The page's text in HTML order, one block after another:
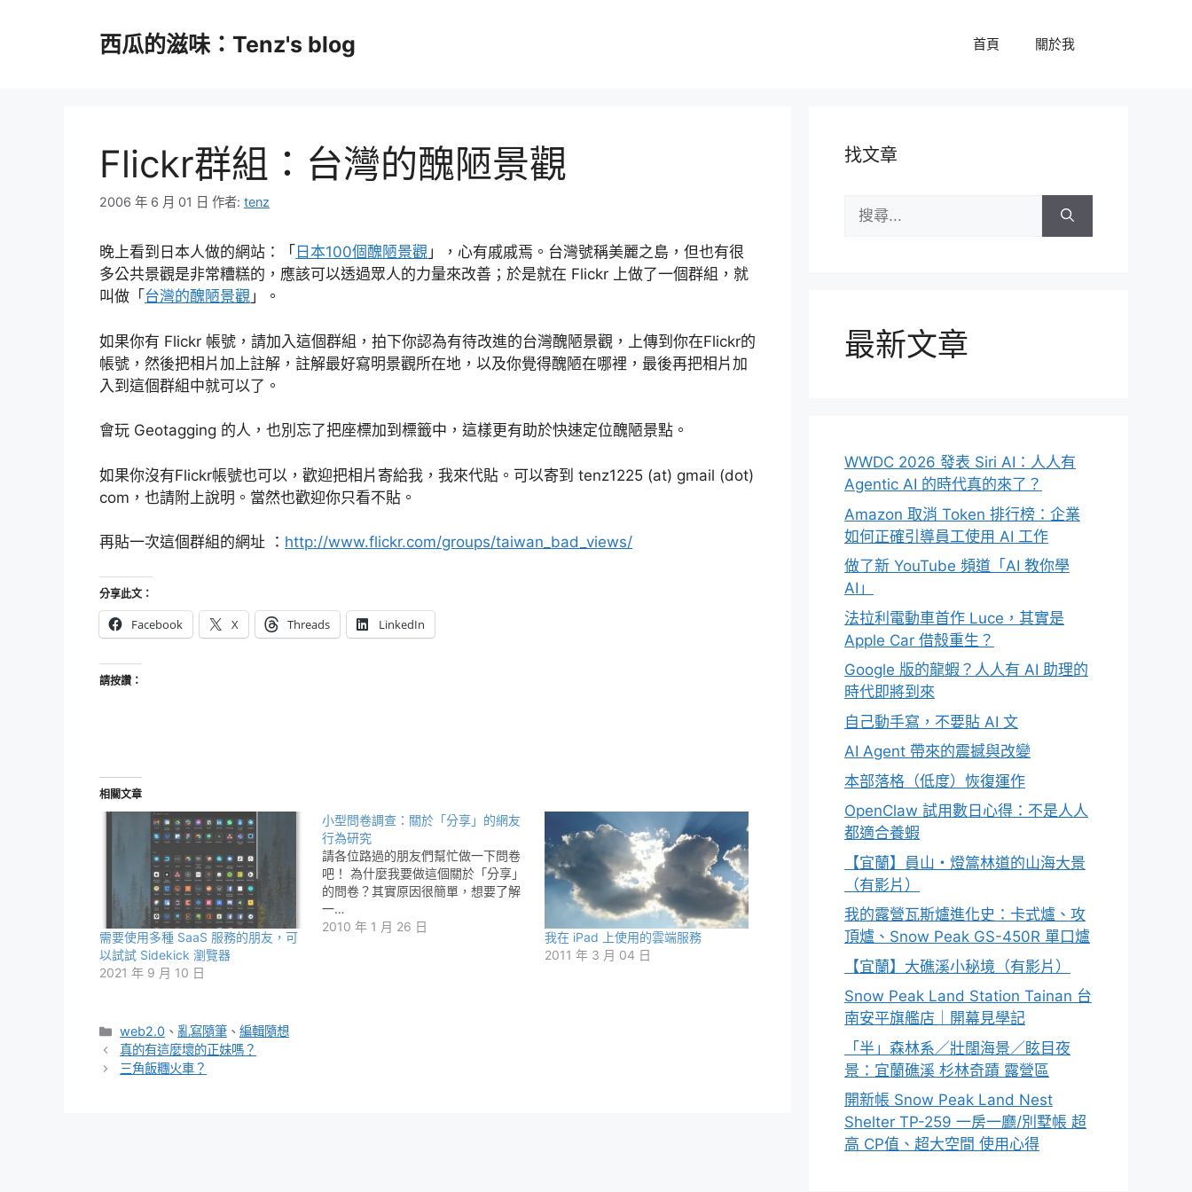
西瓜的滋味：Tenz's blog 首頁 關於我
Flickr群組：台灣的醜陋景觀
2006 年 6 月 01 日 作者: tenz
晚上看到日本人做的網站：「 日本100個醜陋景觀 」，心有戚戚焉。台灣號稱美麗之島，但也有很
多公共景觀是非常糟糕的，應該可以透過眾人的力量來改善；於是就在 Flickr 上做了一個群組，就
叫做「 台灣的醜陋景觀 」。
如果你有 Flickr 帳號，請加入這個群組，拍下你認為有待改進的台灣醜陋景觀，上傳到你在Flickr的
帳號，然後把相片加上註解，註解最好寫明景觀所在地，以及你覺得醜陋在哪裡，最後再把相片加
入到這個群組中就可以了。
會玩 Geotagging 的人，也別忘了把座標加到標籤中，這樣更有助於快速定位醜陋景點。
如果你沒有Flickr帳號也可以，歡迎把相片寄給我，我來代貼。可以寄到 tenz1225 (at) gmail (dot)
com，也請附上說明。當然也歡迎你只看不貼。
再貼一次這個群組的網址 ： http://www.flickr.com/groups/taiwan_bad_views/
分享此文：
Facebook X Threads LinkedIn
請按讚：
相關文章
需要使用多種 SaaS 服務的朋友，可
以試試 Sidekick 瀏覽器
2021 年 9 月 10 日
小型問卷調查：關於「分享」的網友
行為研究
請各位路過的朋友們幫忙做一下問卷
吧！ 為什麼我要做這個關於「分享」
的問卷？其實原因很簡單，想要了解
一…
2010 年 1 月 26 日
我在 iPad 上使用的雲端服務
2011 年 3 月 04 日
分
類
web2.0 、 亂寫隨筆 、編輯隨想
真的有這麼壞的正妹嗎？
三角飯糰火車？
找文章
尋:
最新文章
WWDC 2026 發表 Siri AI：人人有
Agentic AI 的時代真的來了？
Amazon 取消 Token 排行榜：企業
如何正確引導員工使用 AI 工作
做了新 YouTube 頻道「AI 教你學
AI」
法拉利電動車首作 Luce，其實是
Apple Car 借殼重生？
Google 版的龍蝦？人人有 AI 助理的
時代即將到來
自己動手寫，不要貼 AI 文
AI Agent 帶來的震撼與改變
本部落格（低度）恢復運作
OpenClaw 試用數日心得：不是人人
都適合養蝦
【宜蘭】員山・燈篙林道的山海大景
（有影片）
我的露營瓦斯爐進化史：卡式爐、攻
頂爐、Snow Peak GS-450R 單口爐
【宜蘭】大礁溪小秘境（有影片）
Snow Peak Land Station Tainan 台
南安平旗艦店｜開幕見學記
「半」森林系／壯闊海景／眩目夜
景：宜蘭礁溪 杉林奇蹟 露營區
開新帳 Snow Peak Land Nest
Shelter TP-259 一房一廳/別墅帳 超
高 CP值、超大空間 使用心得